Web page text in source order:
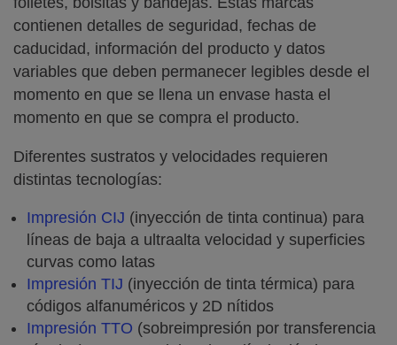
contienen detalles de seguridad, fechas de
caducidad, información del producto y datos
variables que deben permanecer legibles desde el
momento en que se llena un envase hasta el
momento en que se compra el producto.
Diferentes sustratos y velocidades requieren
distintas tecnologías:
Impresión CIJ (inyección de tinta continua) para
líneas de baja a ultraalta velocidad y superficies
curvas como latas
Impresión TIJ (inyección de tinta térmica) para
códigos alfanuméricos y 2D nítidos
Impresión TTO (sobreimpresión por transferencia